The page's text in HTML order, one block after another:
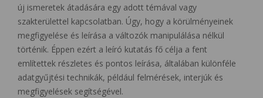
új ismeretek átadására egy adott témával vagy
szakterülettel kapcsolatban. Úgy, hogy a körülményeinek
megfigyelése és leírása a változók manipulálása nélkül
történik. Éppen ezért a leíró kutatás fő célja a fent
említettek részletes és pontos leírása, általában különféle
adatgyűjtési technikák, például felmérések, interjúk és
megfigyelések segítségével.